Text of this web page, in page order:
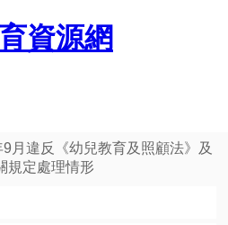
資源網
月違反《幼兒教育及照顧法》及
規定處理情形